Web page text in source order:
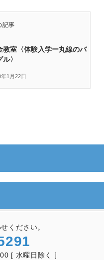
記事
教室〈体験入学ー丸線のバ
〉
1月22日
ください。
[ 水曜日除く ]